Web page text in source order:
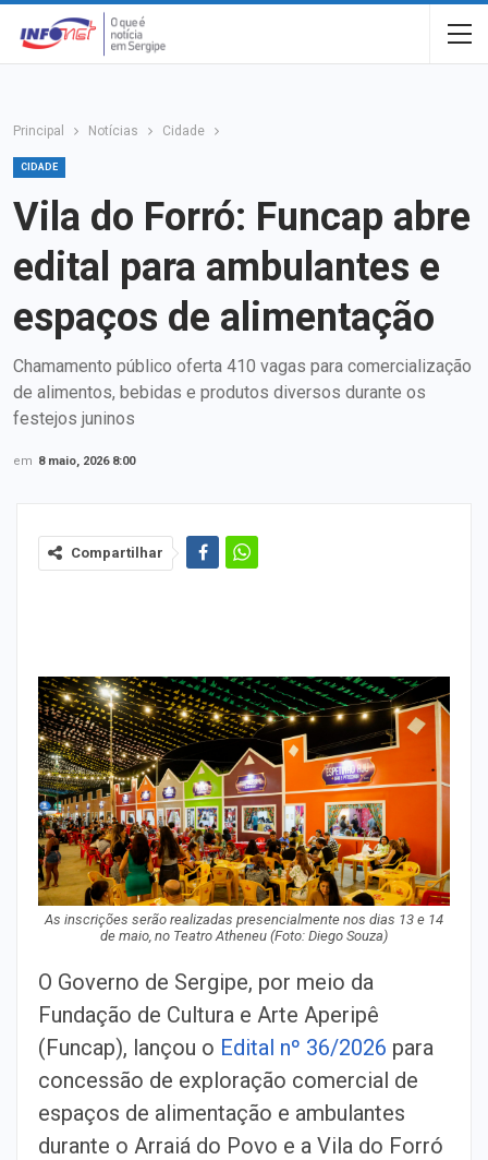
Principal Notícias Cidade
CIDADE
Vila do Forró: Funcap abre
edital para ambulantes e
espaços de alimentação
Chamamento público oferta 410 vagas para comercialização
de alimentos, bebidas e produtos diversos durante os
festejos juninos
em 8 maio, 2026 8:00
Compartilhar
As inscrições serão realizadas presencialmente nos dias 13 e 14
de maio, no Teatro Atheneu (Foto: Diego Souza)
O Governo de Sergipe, por meio da
Fundação de Cultura e Arte Aperipê
(Funcap), lançou o Edital nº 36/2026 para
concessão de exploração comercial de
espaços de alimentação e ambulantes
durante o Arraiá do Povo e a Vila do Forró